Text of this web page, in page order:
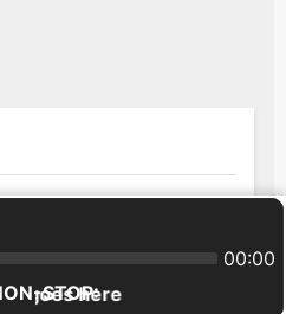
zaštićena Designed by